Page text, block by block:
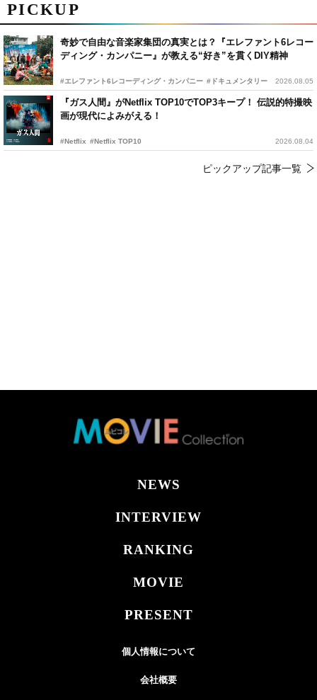
PICKUP
奇妙で自由な音楽家集団の真実とは？『エレファント6レコー
ディング・カンパニー』が教える“好き”を貫くDIY精神
#エレファント6レコーディング・カンパニー #ドキュメンタリー 2026.08.05
『ガス人間』がNetflix TOP10でTOP3キープ！ 伝説的特撮映
画が現代によみがえる！
#Netflix #Netflix TOP10 2026.08.04
ピックアップ記事一覧
NEWS
INTERVIEW
RANKING
MOVIE
PRESENT
個人情報について
会社概要